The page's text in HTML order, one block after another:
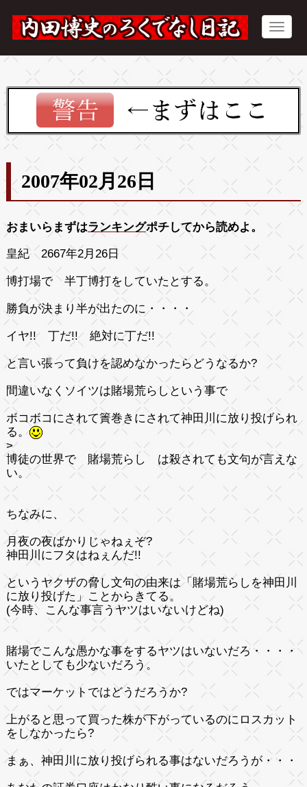
2007年02月26日
おまいらまずはランキングポチしてから読めよ。
皇紀 2667年2月26日
博打場で 半丁博打をしていたとする。
勝負が決まり半が出たのに・・・・
イヤ!! 丁だ!! 絶対に丁だ!!
と言い張って負けを認めなかったらどうなるか?
間違いなくソイツは賭場荒らしという事で
ボコボコにされて簀巻きにされて神田川に放り投げられ
る。
>
博徒の世界で 賭場荒らし は殺されても文句が言えな
い。
ちなみに、
月夜の夜ばかりじゃねぇぞ?
神田川にフタはねぇんだ!!
というヤクザの脅し文句の由来は「賭場荒らしを神田川
に放り投げた」ことからきてる。
(今時、こんな事言うヤツはいないけどね)
賭場でこんな愚かな事をするヤツはいないだろ・・・・
いたとしても少ないだろう。
ではマーケットではどうだろうか?
上がると思って買った株が下がっているのにロスカット
をしなかったら?
まぁ、神田川に放り投げられる事はないだろうが・・・